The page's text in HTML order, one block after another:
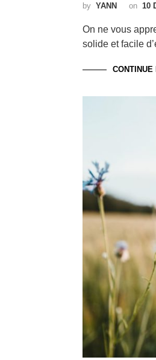
by YANN on 10
On ne vous
solide et facile
CONTINUE